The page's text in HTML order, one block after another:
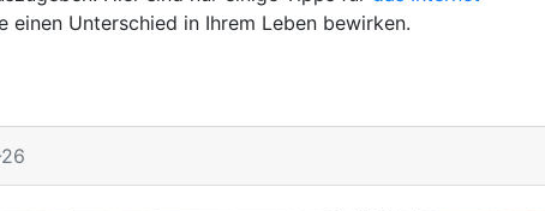
einen Unterschied in Ihrem Leben bewirken.